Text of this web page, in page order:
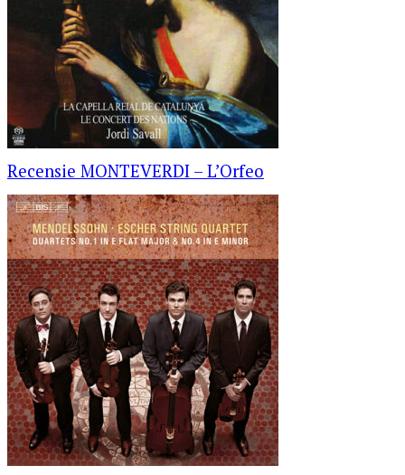
Recensie MONTEVERDI – L’Orfeo